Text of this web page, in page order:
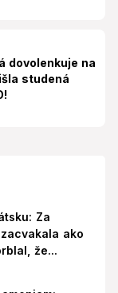
dovolenkuje na
studená
Za
ako
že...